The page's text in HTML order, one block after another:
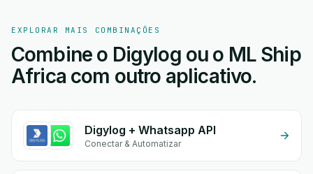
EXPLORAR MAIS COMBINAÇÕES
Combine o Digylog ou o ML Ship
Africa com outro aplicativo.
Digylog + Whatsapp API
Conectar & Automatizar